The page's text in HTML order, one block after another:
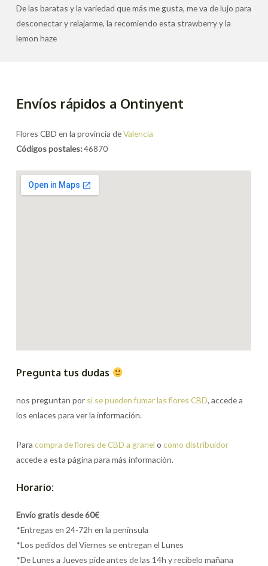
De las baratas y la variedad que más me gusta, me va de lujo para
desconectar y relajarme, la recomiendo esta strawberry y la
lemon haze
Envíos rápidos a Ontinyent
Flores CBD en la provincia deValencia
Códigos postales:46870
Pregunta tus dudas
nos preguntan por si se pueden fumar las flores CBD, accede a
los enlaces para ver la información.
Paracompra de flores de CBD a granel ocomo distribuidor
accede a esta página para más información.
Horario:
Envío gratis desde 60€
*Entregas en 24-72h en la península
*Los pedidos del Viernes se entregan el Lunes
*De Lunes a Jueves pide antes de las 14h y recíbelo mañana